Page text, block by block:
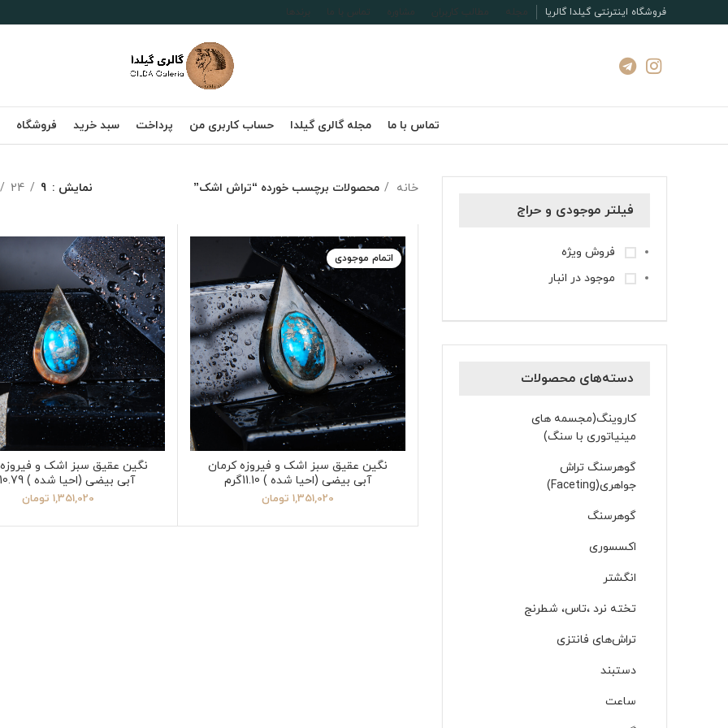
فروشگاه اینترنتی گیلدا گالریا مجله مطالب کاربران مشاوره تماس با ما برندها
تماس با ما مجله گالری گیلدا حساب کاربری من پرداخت سبد خرید فروشگاه
فیلتر موجودی و حراج
فروش ویژه
موجود در انبار
دسته‌های محصولات
کاروینگ(مجسمه های
مینیاتوری با سنگ)
گوهرسنگ تراش
جواهری(Faceting)
گوهرسنگ
اکسسوری
انگشتر
تخته نرد ،تاس، شطرنج
تراش‌های فانتزی
دستبند
ساعت
خانه محصولات برچسب خورده “تراش اشک” نمایش 9
24
اتمام موجودی
نگین عقیق سبز اشک و فیروزه کرمان
آبی بیضی (احیا شده ) 11.10گرم
1,351,020 تومان
نگین عقیق سبز اشک و
آبی بیضی (احیا شده ) 10.79گرم
1,351,020 تومان